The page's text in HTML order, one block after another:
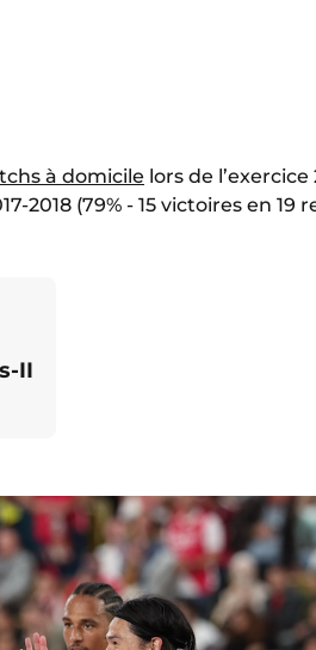
à domicile lors de l’exercice
2018 (79% - 15 victoires en 19
II